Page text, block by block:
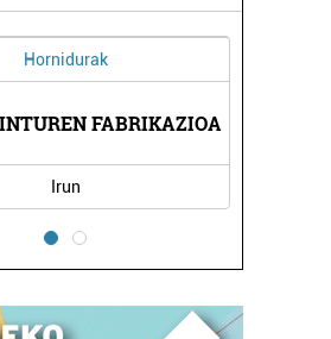
Hornidurak
FABRIKAZIOA
Irun